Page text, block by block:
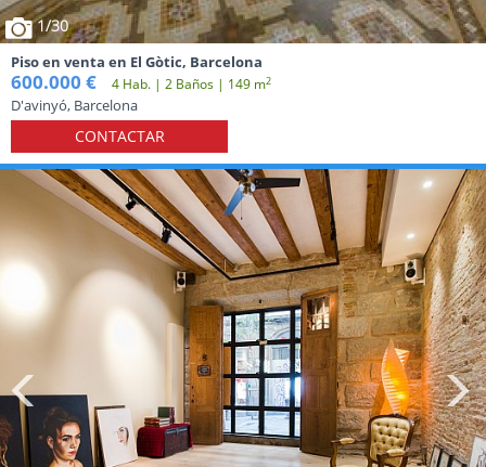
1/30
Piso en venta en El Gòtic, Barcelona
600.000 € 4 Hab. | 2 Baños | 149 m2
D'avinyó, Barcelona
CONTACTAR